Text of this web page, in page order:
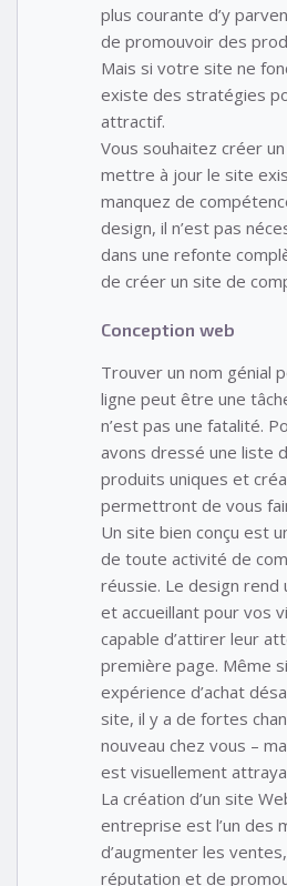
plus courante d’y
de promouvoir des
Mais si votre site ne
existe des stratégies
attractif.
Vous souhaitez créer
mettre à jour le site
manquez de
design, il n’est pas
dans une refonte
de créer un site de
Conception web
Trouver un nom génial
ligne peut être une
n’est pas une fatalité.
avons dressé une liste
produits uniques et
permettront de vous
Un site bien conçu est
de toute activité de
réussie. Le design rend
et accueillant pour vos
capable d’attirer leur
première page. Même
expérience d’achat
site, il y a de fortes
nouveau chez vous –
est visuellement
La création d’un site
entreprise est l’un des
d’augmenter les
réputation et de